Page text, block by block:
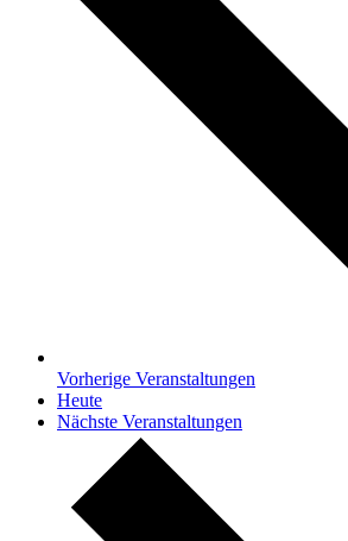
Vorherige Veranstaltungen
Heute
Nächste Veranstaltungen